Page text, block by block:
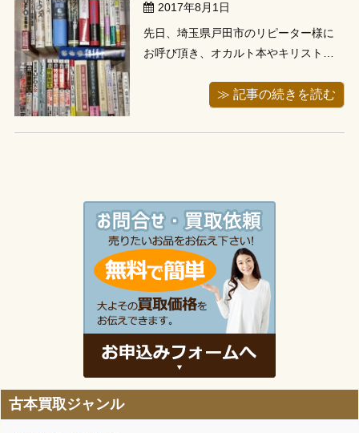
2017年8月1日
先日、埼玉県戸田市のリピーター様に
お呼び頂き、オカルト本やキリスト教
た。今回もメールで２週間前からご予
伺いしますと、今回もお部屋に査定ご
≫ 記事の続きを読む
古本買取ジャンル